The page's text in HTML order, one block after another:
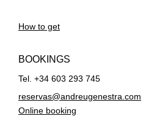
How to get
BOOKINGS
Tel. +34 603 293 745
reservas@andreugenestra.com
Online booking